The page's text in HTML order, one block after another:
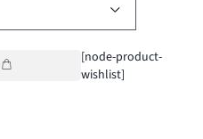
[node-product-
wishlist]